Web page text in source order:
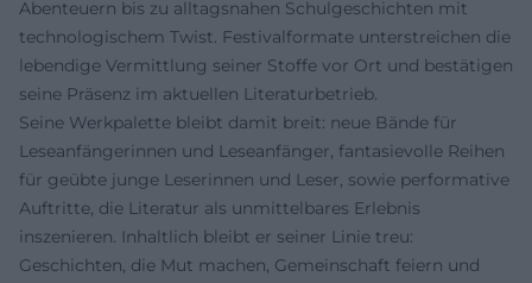
Abenteuern bis zu alltagsnahen Schulgeschichten mit
technologischem Twist. Festivalformate unterstreichen die
lebendige Vermittlung seiner Stoffe vor Ort und bestätigen
seine Präsenz im aktuellen Literaturbetrieb.
Seine Werkpalette bleibt damit breit: neue Bände für
Leseanfängerinnen und Leseanfänger, fantasievolle Reihen
für geübte junge Leserinnen und Leser, sowie performative
Auftritte, die Literatur als unmittelbares Erlebnis
inszenieren. Inhaltlich bleibt er seiner Linie treu:
Geschichten, die Mut machen, Gemeinschaft feiern und